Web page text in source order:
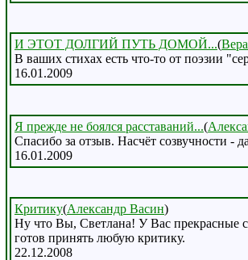
И ЭТОТ ДОЛГИЙ ПУТЬ ДОМОЙ...(
В ваших стихах есть что-то от поэзии
16.01.2009
Я прежде не боялся расставаний...(
Спасибо за отзыв. Насчёт созвучности -
16.01.2009
Критику(Александр Васин)
Ну что Вы, Светлана! У Вас прекрасные
готов принять любую критику.
22.12.2008